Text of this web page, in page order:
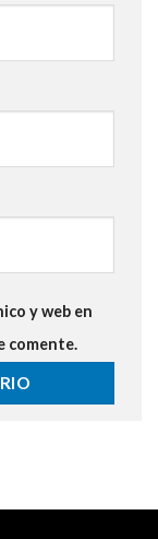
y web en
comente.